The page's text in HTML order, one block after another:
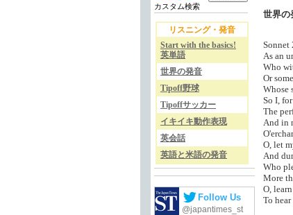
カスタム検索
リスニング・発音
Start with the basics!
英単語
世界の発音
Tipoff野球
Tipoffサッカー
イキイキ動作表現
英会話
英語と米語の発音
Follow Us
@japantimes_st
世界の
Sonnet
As an
Who
Or
Whose
So I,
The
And in
O, let
And
Who
More
O,
To